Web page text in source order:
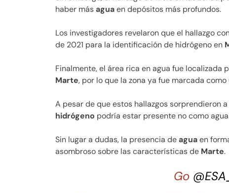
haber másaguaen depósitos más profundos.
Los investigadores revelaron que el hallazgo
de 2021 para la identificación de hidrógeno en
Finalmente, el área rica en agua fue localizada
Marte, por lo que la zona ya fue marcada
A pesar de que estos hallazgos sorprendieron
hidrógeno podría estar presente no como
Sin lugar a dudas, la presencia deaguaen
asombroso sobre las características de Marte.
Go